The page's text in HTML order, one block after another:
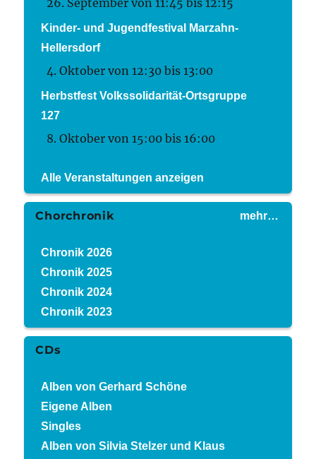
Kinder- und Jugendfestival Marzahn-
Hellersdorf
4. Oktober von 12:30 bis13:00
Herbstfest Volkssolidarität-Ortsgruppe
127
8. Oktober von 15:00 bis16:00
Alle Veranstaltungen anzeigen
mehr…
Chorchronik
Chronik 2026
Chronik 2025
Chronik 2024
Chronik 2023
CDs
Alben von Gerhard Schöne
Eigene Alben
Singles
Alben von Silvia Stelzer und Klaus